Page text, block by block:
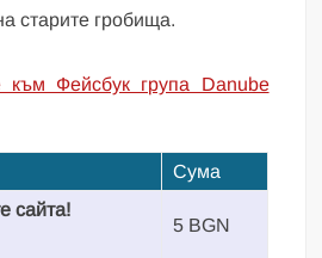
старите гробища.
към Фейсбук група Danube
Сума
сайта!
5 BGN